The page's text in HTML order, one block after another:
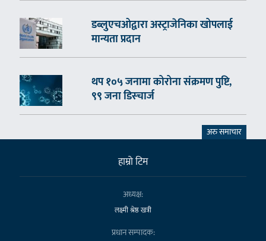
डब्लुएचओद्वारा अस्ट्राजेनिका खोपलाई
मान्यता प्रदान
थप १०५ जनामा कोरोना संक्रमण पुष्टि,
९९ जना डिस्चार्ज
अरु समाचार
हाम्राे टिम
अध्यक्ष:
लक्ष्मी श्रेष्ठ खत्री
प्रधान सम्पादक: